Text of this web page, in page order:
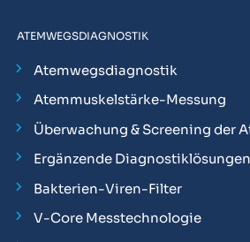
ATEMWEGSDIAGNOSTIK
Atemwegsdiagnostik
Atemmuskelstärke-Messung
Überwachung & Screening der
Ergänzende Diagnostiklösungen
Bakterien-Viren-Filter
V-Core Messtechnologie